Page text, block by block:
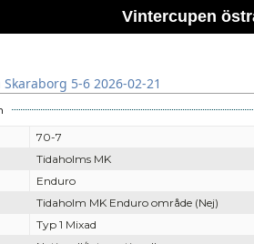
Vintercupen
5-6 2026-02-21
70-7
Tidaholms MK
Enduro
Tidaholm MK Enduro område (Nej)
Typ 1 Mixad